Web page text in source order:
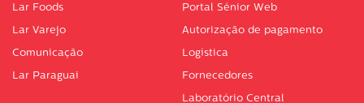
Lar Foods
Lar Varejo
Comunicação
Lar Paraguai
Portal Sénior Web
Autorização de pagamento
Logística
Fornecedores
Laboratório Central